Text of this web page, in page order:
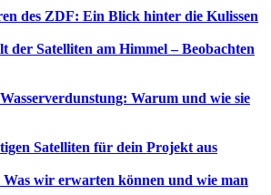
des ZDF: Ein Blick hinter die Kulissen
der Satelliten am Himmel – Beobachten
Warum und wie sie
Satelliten für dein Projekt aus
wir erwarten können und wie man